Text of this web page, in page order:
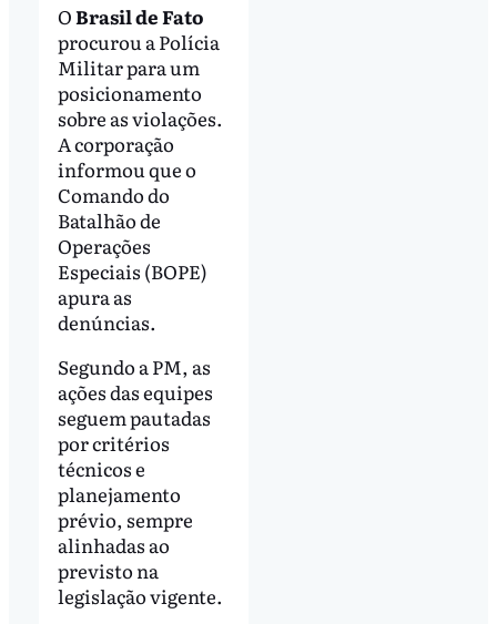
OBrasil de Fato
procurou a Polícia
Militar para um
posicionamento
sobre as violações.
A corporação
informou que o
Comando do
Batalhão de
Operações
Especiais (BOPE)
apura as
denúncias.
Segundo a PM, as
ações das equipes
seguem pautadas
por critérios
técnicos e
planejamento
prévio, sempre
alinhadas ao
previsto na
legislação vigente.